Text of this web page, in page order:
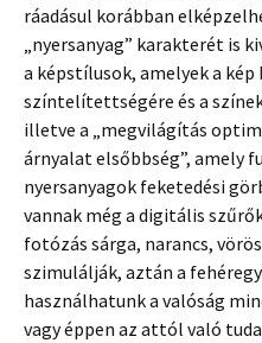
ráadásul korábban
„nyersanyag” karakterét is
a képstílusok, amelyek a
színtelítettségére és a
illetve a „megvilágítás
árnyalat elsőbbség”, amely
nyersanyagok feketedési
vannak még a digitális
fotózás sárga, narancs,
szimulálják, aztán a
használhatunk a valóság
vagy éppen az attól való